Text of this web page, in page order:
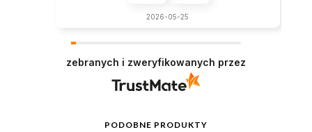
2026-05-25
zebranych i zweryfikowanych przez
PODOBNE PRODUKTY